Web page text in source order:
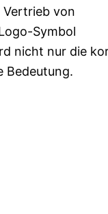
Vertrieb von
Symbol
nicht nur die
Bedeutung.